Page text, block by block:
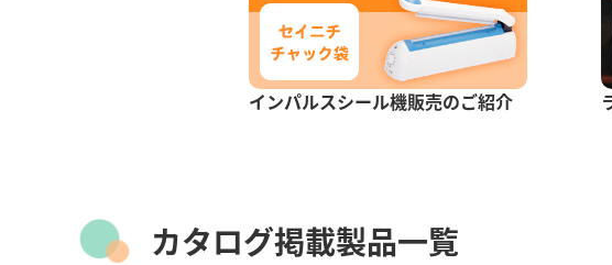
インパルスシール機販売のご紹介
カタログ掲載製品一覧